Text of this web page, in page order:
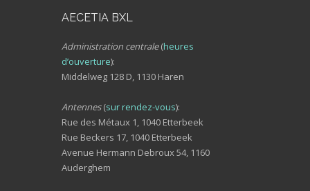
AECETIA BXL
Administration centrale(heures
d’ouverture):
Middelweg 128 D, 1130 Haren
Antennes(sur rendez-vous):
Rue des Métaux 1, 1040 Etterbeek
Rue Beckers 17, 1040 Etterbeek
Avenue Hermann Debroux 54, 1160
Auderghem